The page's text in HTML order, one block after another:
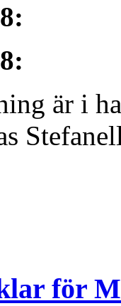
:
:
är i
för